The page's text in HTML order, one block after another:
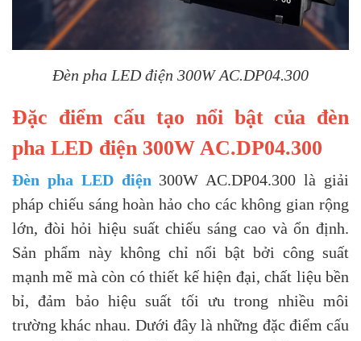
Đèn pha LED điện 300W AC.DP04.300
Đặc điểm cấu tạo nổi bật của đèn
pha LED điện 300W AC.DP04.300
Đèn pha LED điện 300W AC.DP04.300 là giải
pháp chiếu sáng hoàn hảo cho các không gian rộng
lớn, đòi hỏi hiệu suất chiếu sáng cao và ổn định.
Sản phẩm này không chỉ nổi bật bởi công suất
mạnh mẽ mà còn có thiết kế hiện đại, chất liệu bền
bỉ, đảm bảo hiệu suất tối ưu trong nhiều môi
trường khác nhau. Dưới đây là những đặc điểm cấu